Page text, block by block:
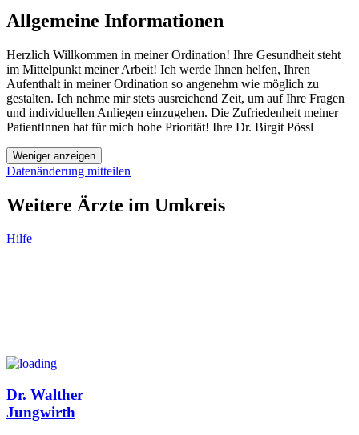
Allgemeine Informationen
Herzlich Willkommen in meiner Ordination! Ihre Gesundheit steht
im Mittelpunkt meiner Arbeit! Ich werde Ihnen helfen, Ihren
Aufenthalt in meiner Ordination so angenehm wie möglich zu
gestalten. Ich nehme mir stets ausreichend Zeit, um auf Ihre Fragen
und individuellen Anliegen einzugehen. Die Zufriedenheit meiner
PatientInnen hat für mich hohe Priorität! Ihre Dr. Birgit Pössl
Weniger anzeigen
Datenänderung mitteilen
Weitere Ärzte im Umkreis
Hilfe
Dr. Walther
Jungwirth